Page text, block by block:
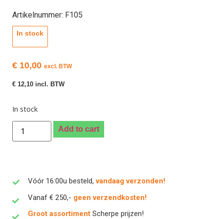
Artikelnummer: F105
In stock
€ 10,00 excl. BTW
€ 12,10 incl. BTW
In stock
Add to cart
Vóór 16:00u besteld,vandaag verzonden!
Vanaf € 250,- geen verzendkosten!
Groot assortiment Scherpe prijzen!